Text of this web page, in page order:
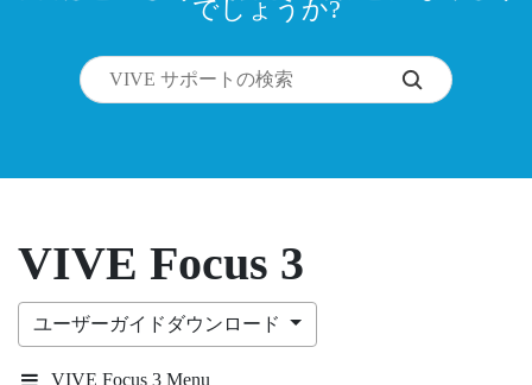
でしょうか?
VIVE Focus 3
ユーザーガイドダウンロード
VIVE Focus 3 Menu